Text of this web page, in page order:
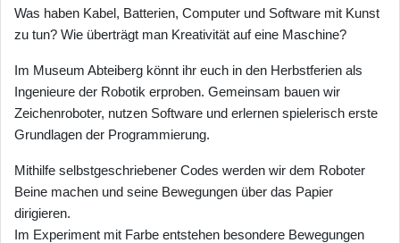
Was haben Kabel, Batterien, Computer und Software mit Kunst
zu tun? Wie überträgt man Kreativität auf eine Maschine?
Im Museum Abteiberg könnt ihr euch in den Herbstferien als
Ingenieure der Robotik erproben. Gemeinsam bauen wir
Zeichenroboter, nutzen Software und erlernen spielerisch erste
Grundlagen der Programmierung.
Mithilfe selbstgeschriebener Codes werden wir dem Roboter
Beine machen und seine Bewegungen über das Papier
dirigieren.
Im Experiment mit Farbe entstehen besondere Bewegungen